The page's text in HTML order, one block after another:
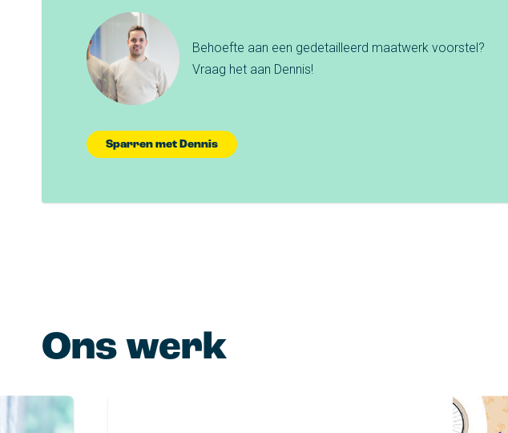
Behoefte aan een gedetailleerd maatwerk voorstel?
Vraag het aan Dennis!
Sparren met Dennis
Ons werk